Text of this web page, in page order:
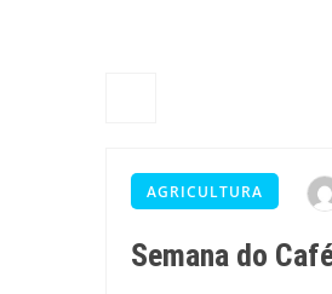
AGRICULTURA
Semana do